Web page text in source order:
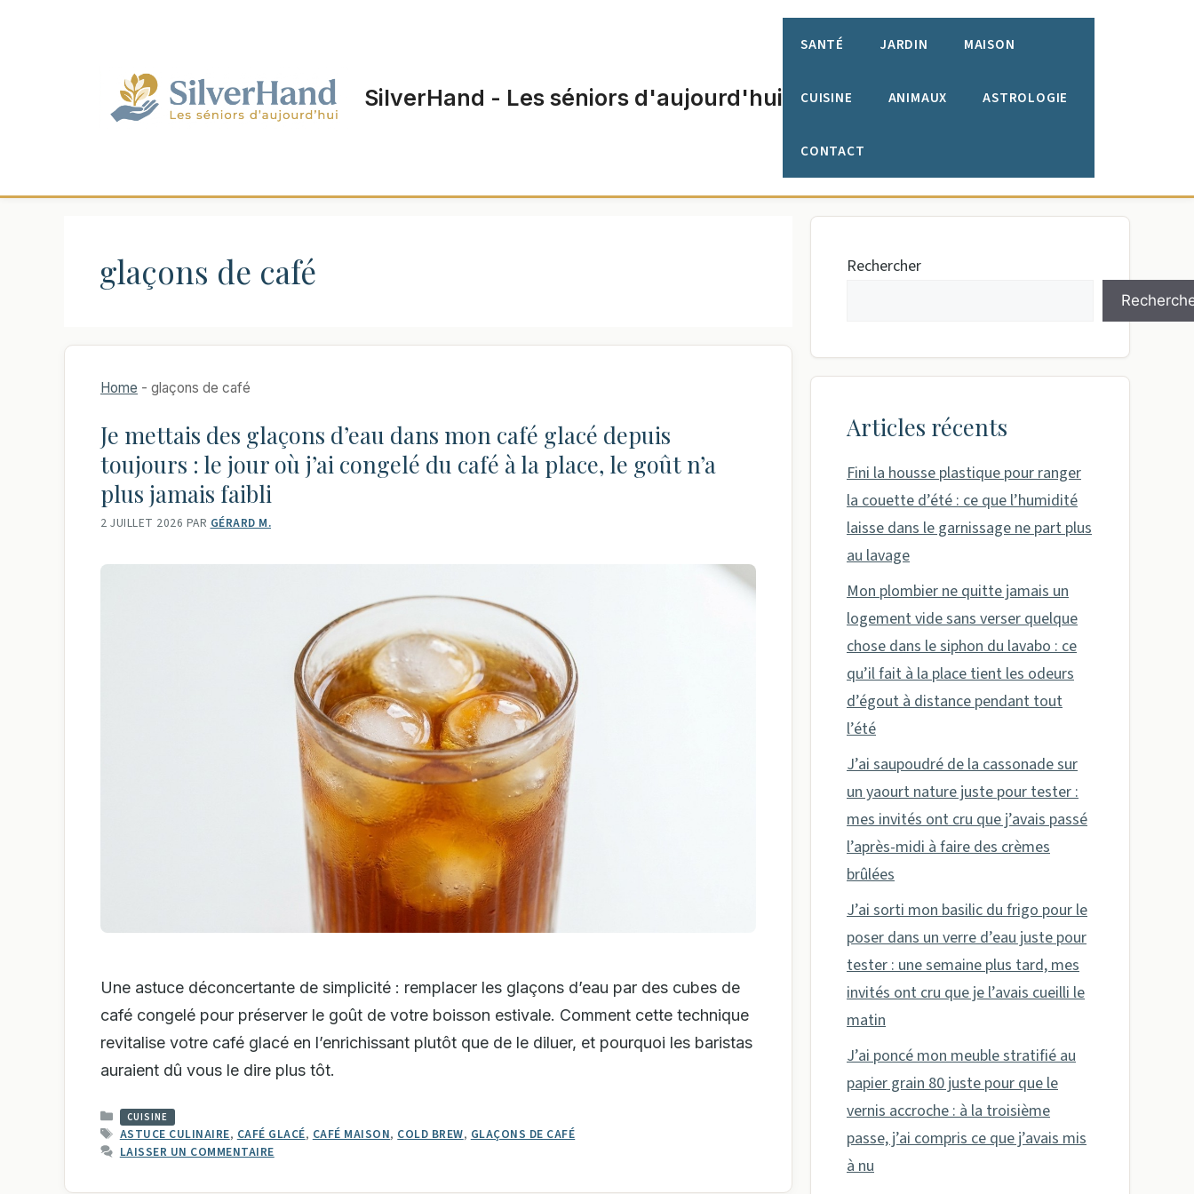
SilverHand - Les séniors d'aujourd'hui
SANTÉ JARDIN MAISON
CUISINE ANIMAUX ASTROLOGIE
CONTACT
glaçons de café
Home - glaçons de café
Je mettais des glaçons d’eau dans mon café glacé depuis
toujours : le jour où j’ai congelé du café à la place, le goût n’a
plus jamais faibli
2 JUILLET 2026 PAR GÉRARD M.
Une astuce déconcertante de simplicité : remplacer les glaçons d’eau par des cubes de
café congelé pour préserver le goût de votre boisson estivale. Comment cette technique
revitalise votre café glacé en l’enrichissant plutôt que de le diluer, et pourquoi les baristas
auraient dû vous le dire plus tôt.
CATÉGORIES
CUISINE
ÉTIQUETTES
ASTUCE CULINAIRE, CAFÉ GLACÉ, CAFÉ MAISON, COLD BREW, GLAÇONS DE CAFÉ
LAISSER UN COMMENTAIRE
Rechercher
Articles récents
Fini la housse plastique pour ranger
la couette d’été : ce que l’humidité
laisse dans le garnissage ne part plus
au lavage
Mon plombier ne quitte jamais un
logement vide sans verser quelque
chose dans le siphon du lavabo : ce
qu’il fait à la place tient les odeurs
d’égout à distance pendant tout
l’été
J’ai saupoudré de la cassonade sur
un yaourt nature juste pour tester :
mes invités ont cru que j’avais passé
l’après-midi à faire des crèmes
brûlées
J’ai sorti mon basilic du frigo pour le
poser dans un verre d’eau juste pour
tester : une semaine plus tard, mes
invités ont cru que je l’avais cueilli le
matin
J’ai poncé mon meuble stratifié au
papier grain 80 juste pour que le
vernis accroche : à la troisième
passe, j’ai compris ce que j’avais mis
à nu